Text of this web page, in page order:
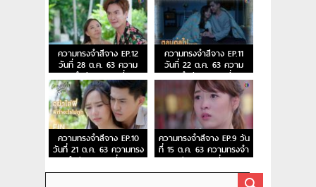
ความทรงจำสีจาง EP.12
วันที่ 28 ต.ค. 63 ความ
ทรงจำสีจาง ตอนที่ 12
ความทรงจำสีจาง EP.11
วันที่ 22 ต.ค. 63 ความ
ทรงจำสีจาง ตอนที่ 11
ความทรงจำสีจาง EP.10
วันที่ 21 ต.ค. 63 ความทรง
จำสีจาง ตอนที่ 10
ความทรงจำสีจาง EP.9 วัน
ที่ 15 ต.ค. 63 ความทรงจำ
สีจาง ตอนที่ 9